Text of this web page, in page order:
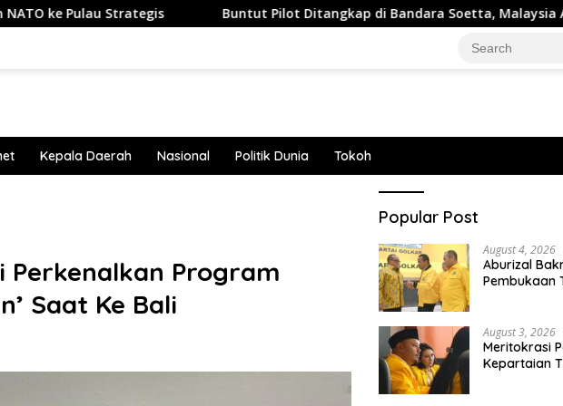
Strategis Buntut Pilot Ditangkap di Bandara Soetta, Malaysia Airlines
Kepala Daerah Nasional Politik Dunia Tokoh
Perkenalkan Program
Saat Ke Bali
Popular Post
August 4, 2026
Aburizal
Pembukaan
Berkualitas
August 3, 2026
Meritokrasi
Kepartaian